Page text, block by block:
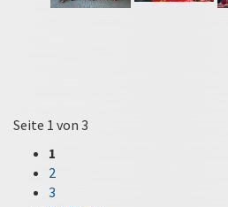
Seite 1 von 3
1
2
3